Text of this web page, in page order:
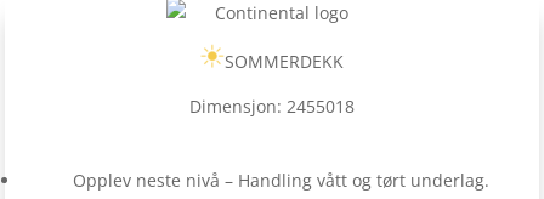
SOMMERDEKK
Dimensjon: 2455018
Opplev neste nivå – Handling vått og tørt underlag.